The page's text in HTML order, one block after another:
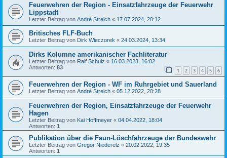
Feuerwehren der Region - Einsatzfahrzeuge der Feuerwehr
Lippstadt
Letzter Beitrag von André Streich « 17.07.2024, 20:12
Britisches FLF-Buch
Letzter Beitrag von Dirk Wieczorek « 24.03.2024, 13:34
Dirks Kolumne amerikanischer Fachliteratur
Letzter Beitrag von Ralf Schulz « 16.03.2023, 16:02
Antworten: 83 1 2 3 4 5 6
Feuerwehren der Region - WF im Ruhrgebiet und Sauerland
Letzter Beitrag von André Streich « 05.12.2022, 20:28
Feuerwehren der Region, Einsatzfahrzeuge der Feuerwehr
Hagen
Letzter Beitrag von Kai Hoffmeyer « 04.04.2022, 18:04
Antworten: 1
Publikation über die Faun-Löschfahrzeuge der Bundeswehr
Letzter Beitrag von Gregor Niederelz « 20.02.2022, 19:35
Antworten: 1